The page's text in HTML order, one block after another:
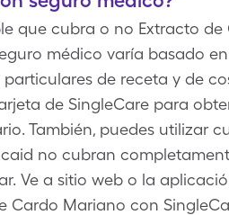
que cubra o no Extracto de
médico varía basado
de receta y de
de SingleCare para
También, puedes utilizar
no cubran
Ve a sitio web o la
Cardo Mariano con